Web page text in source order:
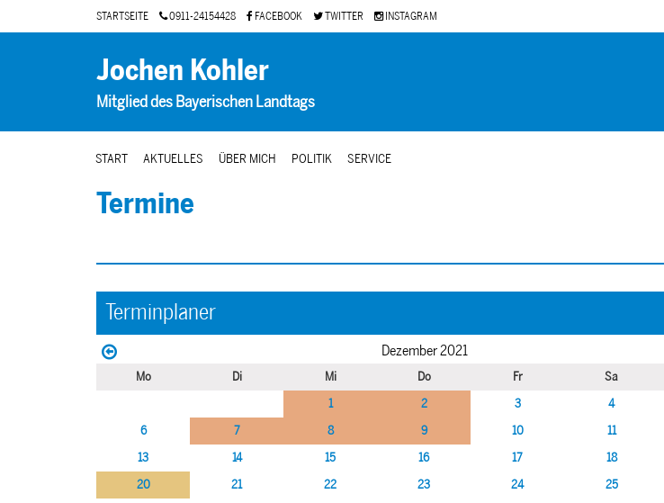
STARTSEITE 0911-24154428 FACEBOOK TWITTER INSTAGRAM
Jochen Kohler
Mitglied des Bayerischen Landtags
START AKTUELLES ÜBER MICH POLITIK SERVICE
Termine
Terminplaner
Dezember 2021
Mo Di Mi Do Fr Sa
1
2 3 4
6
7 8 9 10 11
13
14 15 16 17 18
20
21 22 23 24 25